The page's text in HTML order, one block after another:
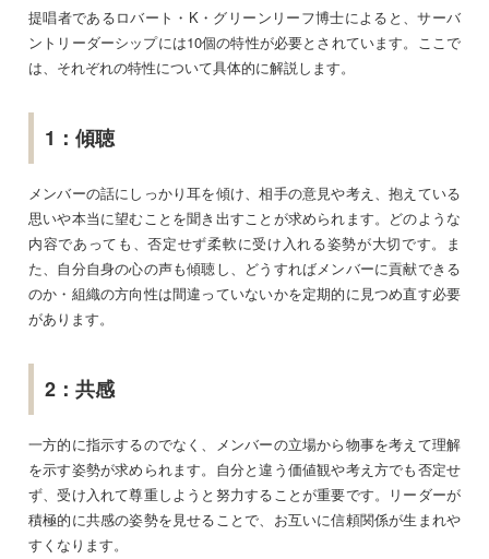
提唱者であるロバート・K・グリーンリーフ博士によると、サーバ
ントリーダーシップには10個の特性が必要とされています。ここで
は、それぞれの特性について具体的に解説します。
1：傾聴
メンバーの話にしっかり耳を傾け、相手の意見や考え、抱えている
思いや本当に望むことを聞き出すことが求められます。どのような
内容であっても、否定せず柔軟に受け入れる姿勢が大切です。ま
た、自分自身の心の声も傾聴し、どうすればメンバーに貢献できる
のか・組織の方向性は間違っていないかを定期的に見つめ直す必要
があります。
2：共感
一方的に指示するのでなく、メンバーの立場から物事を考えて理解
を示す姿勢が求められます。自分と違う価値観や考え方でも否定せ
ず、受け入れて尊重しようと努力することが重要です。リーダーが
積極的に共感の姿勢を見せることで、お互いに信頼関係が生まれや
すくなります。